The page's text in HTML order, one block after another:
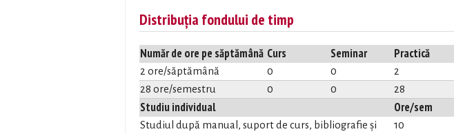
Distribuția fondului de timp
Număr de ore pe săptămână Curs Seminar Practică
2 ore/săptămână 0 0
2
28 ore/semestru
0 0 28
Studiu individual Ore/sem
Studiul după manual, suport de curs, bibliografie și
10